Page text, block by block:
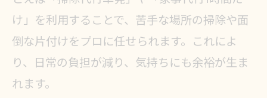
け」を利用することで、苦手な場所の掃除や面
倒な片付けをプロに任せられます。これによ
り、日常の負担が減り、気持ちにも余裕が生ま
れます。